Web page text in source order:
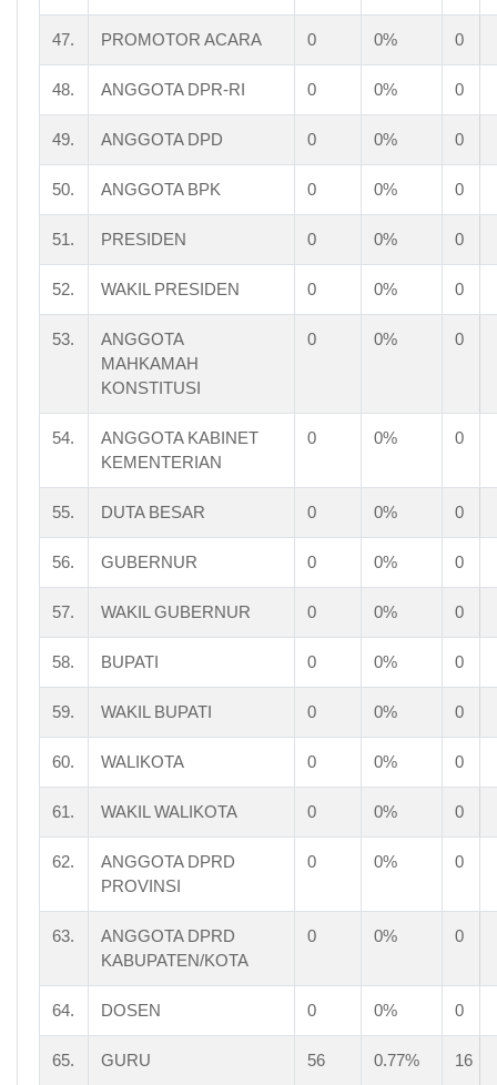
47. PROMOTOR ACARA 0 0% 0
48. ANGGOTA DPR-RI 0 0% 0
49. ANGGOTA DPD 0 0% 0
50. ANGGOTA BPK 0 0% 0
51. PRESIDEN 0 0% 0
52. WAKIL PRESIDEN 0 0% 0
53.
ANGGOTA
MAHKAMAH
KONSTITUSI
0 0% 0
54.
ANGGOTA KABINET
KEMENTERIAN
0 0% 0
55. DUTA BESAR 0 0% 0
56. GUBERNUR 0 0% 0
57. WAKIL GUBERNUR 0 0% 0
58. BUPATI 0 0% 0
59. WAKIL BUPATI 0 0% 0
60. WALIKOTA 0 0% 0
61. WAKIL WALIKOTA 0 0% 0
62.
ANGGOTA DPRD
PROVINSI
0 0% 0
63.
ANGGOTA DPRD
KABUPATEN/KOTA
0 0% 0
64. DOSEN 0 0% 0
65. GURU 56 0.77% 16